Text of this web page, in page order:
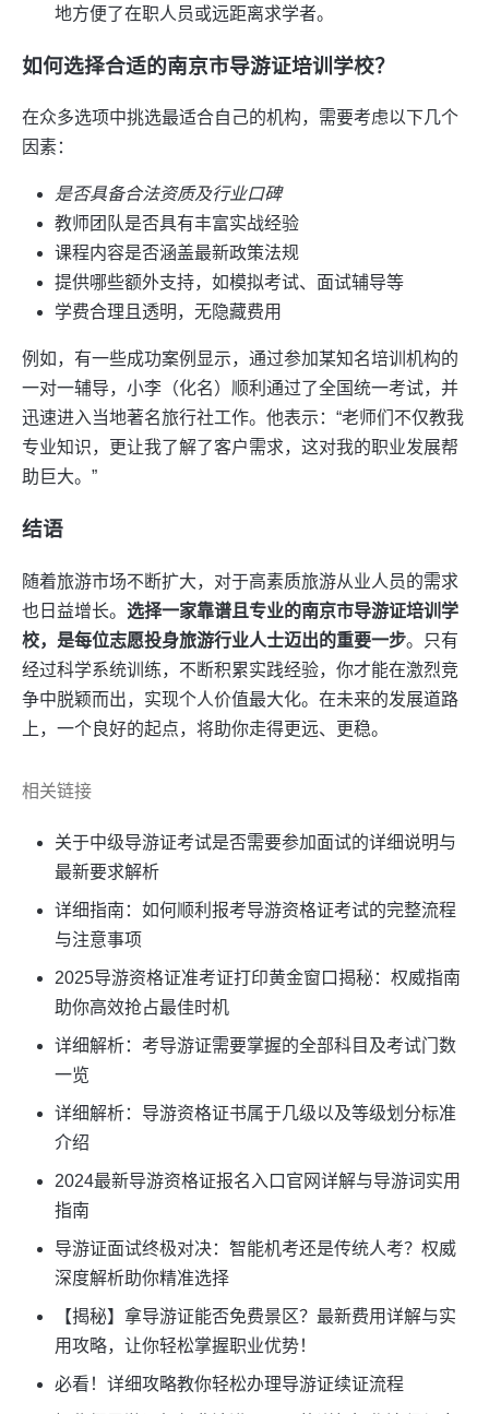
地方便了在职人员或远距离求学者。
如何选择合适的南京市导游证培训学校？
在众多选项中挑选最适合自己的机构，需要考虑以下几个
因素：
是否具备合法资质及行业口碑
教师团队是否具有丰富实战经验
课程内容是否涵盖最新政策法规
提供哪些额外支持，如模拟考试、面试辅导等
学费合理且透明，无隐藏费用
例如，有一些成功案例显示，通过参加某知名培训机构的
一对一辅导，小李（化名）顺利通过了全国统一考试，并
迅速进入当地著名旅行社工作。他表示：“老师们不仅教我
专业知识，更让我了解了客户需求，这对我的职业发展帮
助巨大。”
结语
随着旅游市场不断扩大，对于高素质旅游从业人员的需求
也日益增长。 选择一家靠谱且专业的南京市导游证培训学
校，是每位志愿投身旅游行业人士迈出的重要一步。只有
经过科学系统训练，不断积累实践经验，你才能在激烈竞
争中脱颖而出，实现个人价值最大化。在未来的发展道路
上，一个良好的起点，将助你走得更远、更稳。
相关链接
关于中级导游证考试是否需要参加面试的详细说明与
最新要求解析
详细指南：如何顺利报考导游资格证考试的完整流程
与注意事项
2025导游资格证准考证打印黄金窗口揭秘：权威指南
助你高效抢占最佳时机
详细解析：考导游证需要掌握的全部科目及考试门数
一览
详细解析：导游资格证书属于几级以及等级划分标准
介绍
2024最新导游资格证报名入口官网详解与导游词实用
指南
导游证面试终极对决：智能机考还是传统人考？权威
深度解析助你精准选择
【揭秘】拿导游证能否免费景区？最新费用详解与实
用攻略，让你轻松掌握职业优势！
必看！详细攻略教你轻松办理导游证续证流程